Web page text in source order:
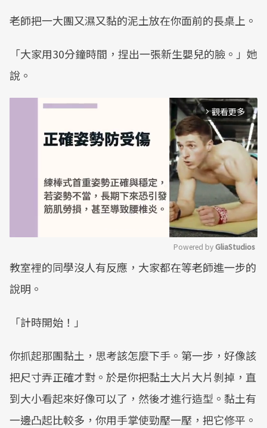
老師把一大團又濕又黏的泥土放在你面前的長桌上。
「大家用30分鐘時間，捏出一張新生嬰兒的臉。」她
說。
arrow_forward_ios 觀看更多
Mute
Powered by GliaStudios
教室裡的同學沒人有反應，大家都在等老師進一步的
說明。
「計時開始！」
你抓起那團黏土，思考該怎麼下手。第一步，好像該
把尺寸弄正確才對。於是你把黏土大片大片剝掉，直
到大小看起來好像可以了，然後才進行造型。黏土有
一邊凸起比較多，你用手掌使勁壓一壓，把它修平。